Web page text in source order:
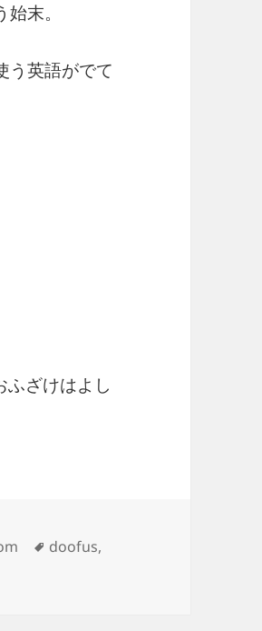
末。
う英語がでて
ざけはよし
タ
doofus,